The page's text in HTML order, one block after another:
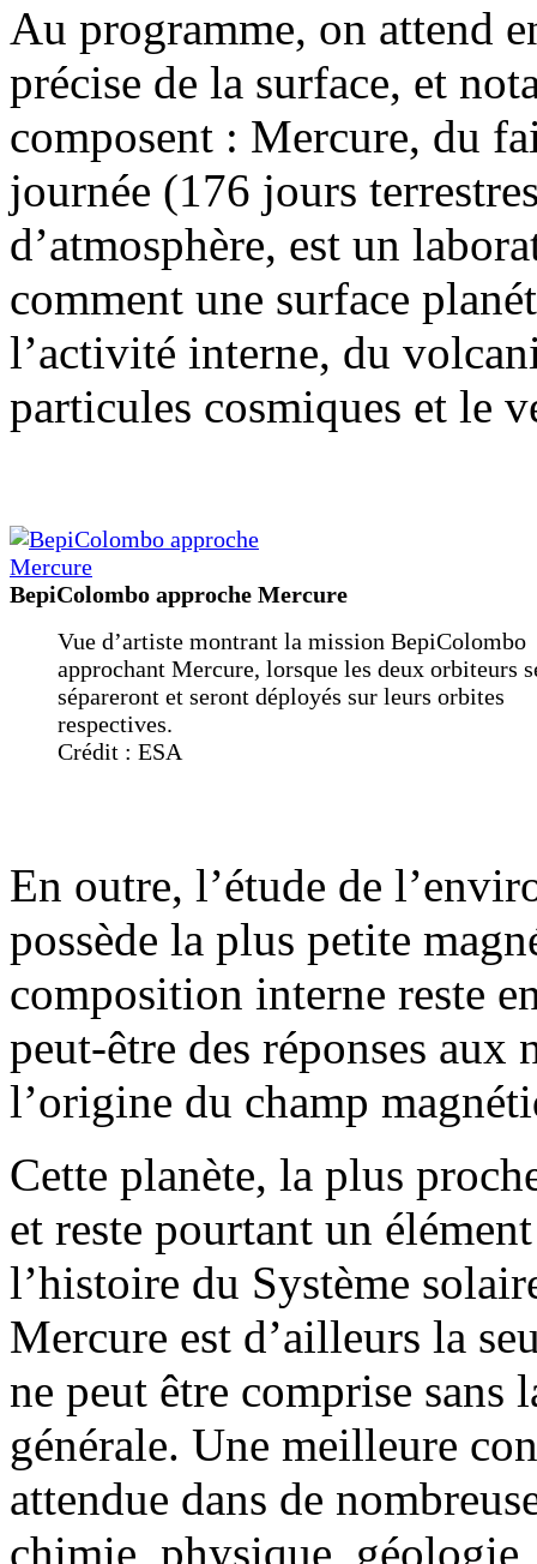
Au programme, on attend
précise de la surface, et
composent : Mercure, du
journée (176 jours
d’atmosphère, est un
comment une surface
l’activité interne, du
particules cosmiques et le
BepiColombo approche Mercure
Vue d’artiste montrant la mission BepiColombo
approchant Mercure, lorsque les deux orbiteurs
sépareront et seront déployés sur leurs orbites
respectives.
Crédit : ESA
En outre, l’étude de
possède la plus petite
composition interne reste
peut-être des réponses aux
l’origine du champ
Cette planète, la plus
et reste pourtant un
l’histoire du Système
Mercure est d’ailleurs la
ne peut être comprise
générale. Une meilleure
attendue dans de
chimie, physique,